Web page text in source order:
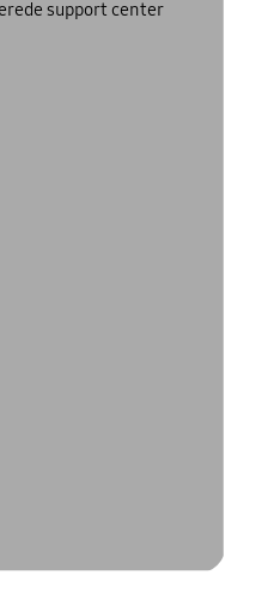
support center